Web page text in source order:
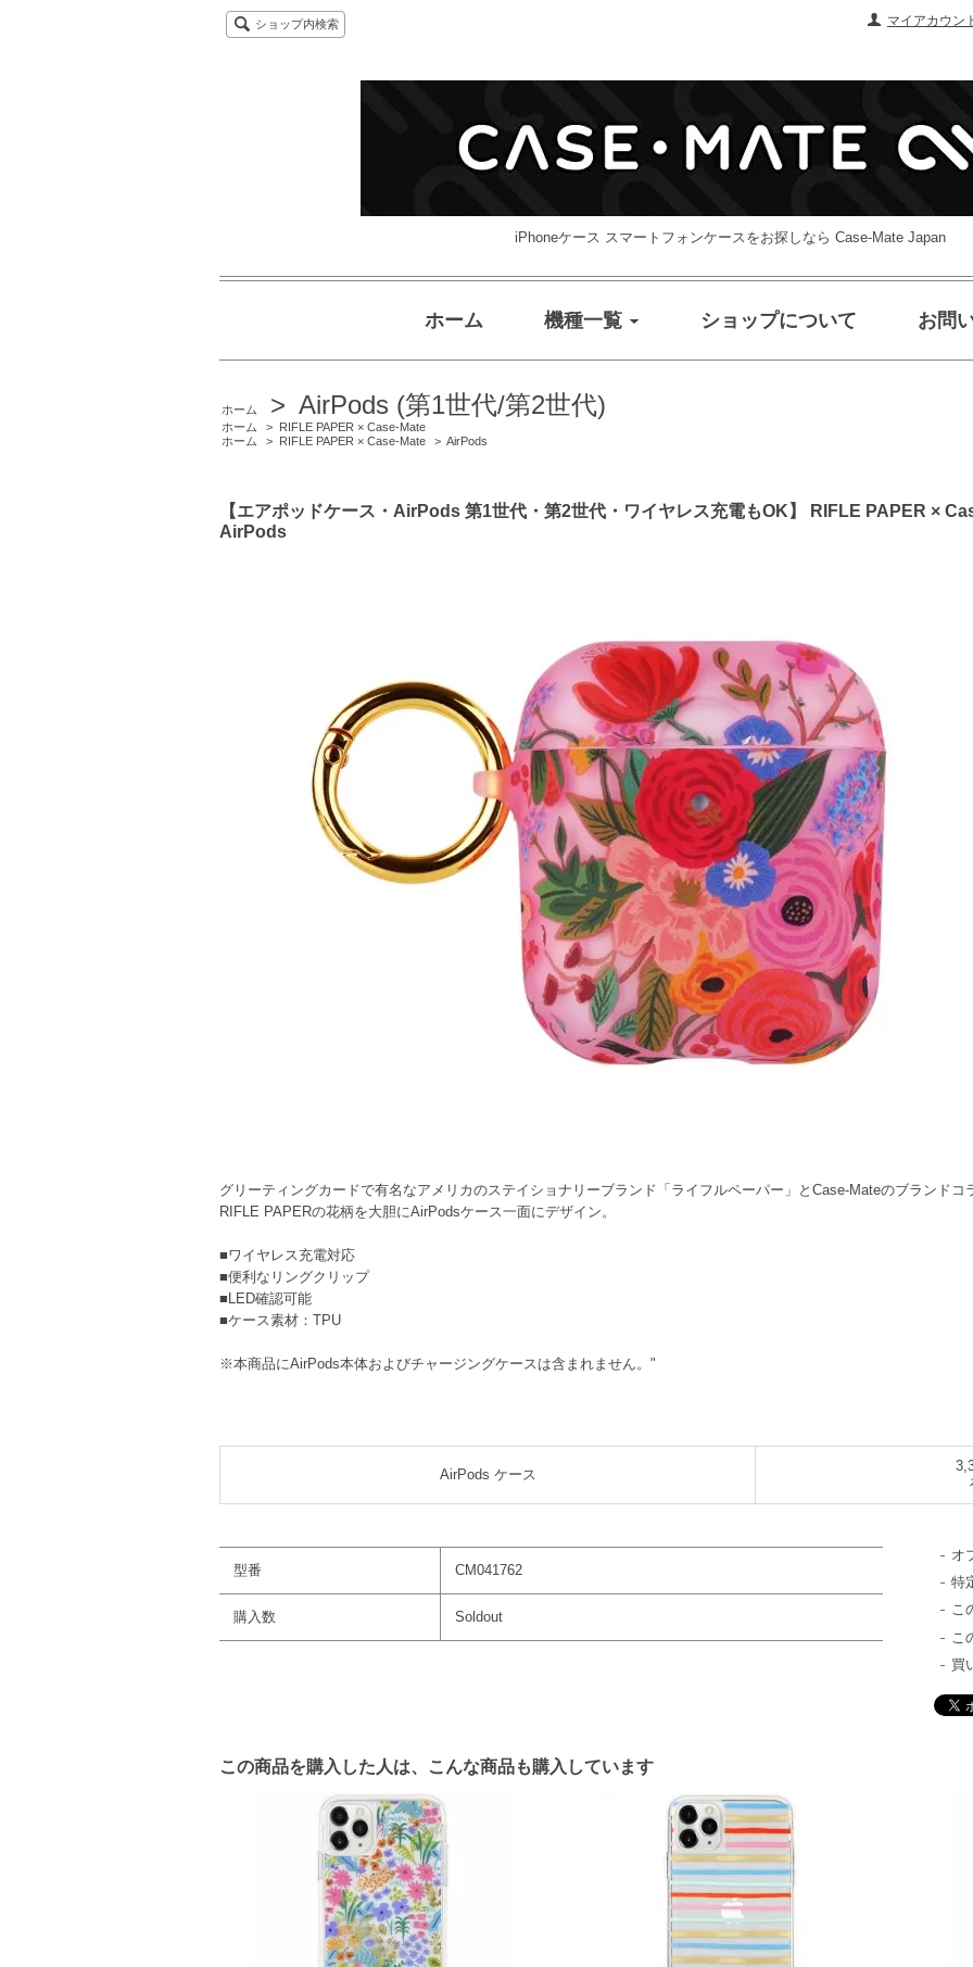
マイアカウン
ショップ内検索
iPhoneケース スマートフォンケースをお探しなら Case-Mate Japan
ホーム 機種一覧 ショップについて お問
ホーム > AirPods (第1世代/第2世代)
ホーム > RIFLE PAPER × Case-Mate
ホーム
> RIFLE PAPER × Case-Mate > AirPods
【エアポッドケース・AirPods 第1世代・第2世代・ワイヤレス充電もOK】 RIFLE PAPER ×
AirPods
グリーティングカードで有名なアメリカのステイショナリーブランド「ライフルペーパー」とCase-Mateのブランドコ
RIFLE PAPERの花柄を大胆にAirPodsケース一面にデザイン。
■ワイヤレス充電対応
■便利なリングクリップ
■LED確認可能
■ケース素材：TPU
※本商品にAirPods本体およびチャージングケースは含まれません。"
AirPods ケース
型番 CM041762
購入数 Soldout
オ
特
こ
こ
買
この商品を購入した人は、こんな商品も購入しています